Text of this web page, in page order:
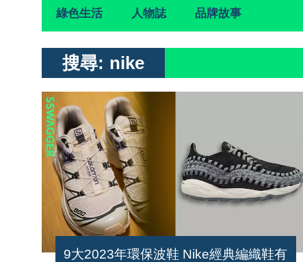
綠色生活 人物誌 品牌故事
搜尋: nike
9大2023年環保波鞋 Nike經典編織鞋有